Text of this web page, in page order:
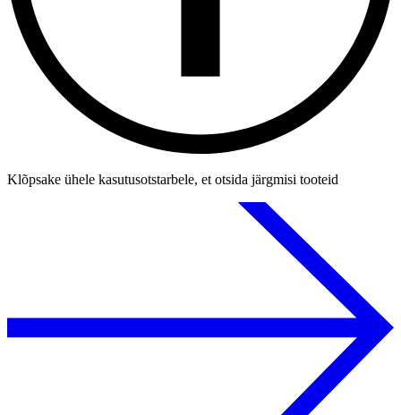
Klõpsake ühele kasutusotstarbele, et otsida järgmisi tooteid